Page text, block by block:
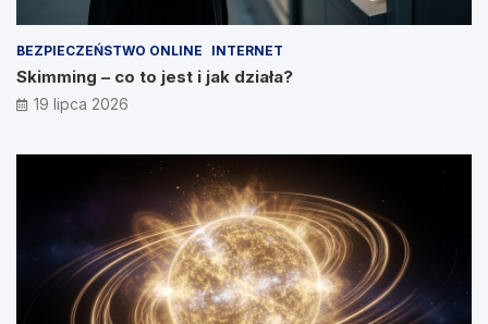
BEZPIECZEŃSTWO ONLINE INTERNET
Skimming – co to jest i jak działa?
19 lipca 2026